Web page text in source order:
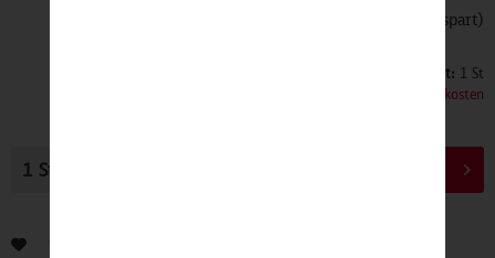
(50,13% gespart)
Inhalt: 1 St
zzgl. Versandkosten